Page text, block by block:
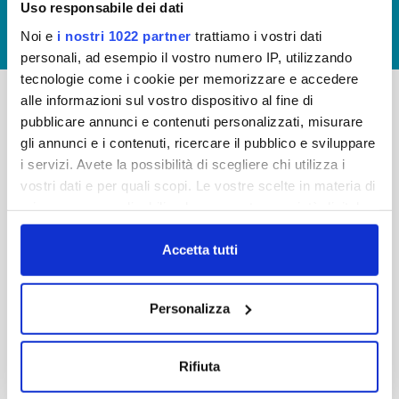
Uso responsabile dei dati
Noi e i nostri 1022 partner trattiamo i vostri dati
personali, ad esempio il vostro numero IP, utilizzando
tecnologie come i cookie per memorizzare e accedere
alle informazioni sul vostro dispositivo al fine di
pubblicare annunci e contenuti personalizzati, misurare
gli annunci e i contenuti, ricercare il pubblico e sviluppare
i servizi. Avete la possibilità di scegliere chi utilizza i
vostri dati e per quali scopi. Le vostre scelte in materia di
in cui avete effettuato le vostre scelte. È possibile
modificare o revocare il proprio consenso in qualsiasi
momento dalla Dichiarazione sui cookie o facendo clic
Con il tuo consenso, vorremmo anche:
raccogliere informazioni sulla tua posizione
Accetta tutti
Personalizza
Rifiuta
LAVORA CON NOI
Publiacqua S.p.A
Via Villamagna 90/c -
50126 Fi
Tel. +39 055688903
Reg Imprese Firenze
-
FAQ
PRIVACY POLICY
COOKIE
WHISTLEBLOWING
CREDITS